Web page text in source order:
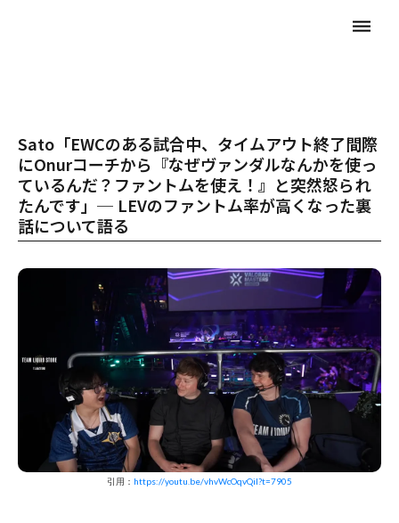
dehaze
Sato「EWCのある試合中、タイムアウト終了間際
にOnurコーチから『なぜヴァンダルなんかを使っ
ているんだ？ファントムを使え！』と突然怒られ
たんです」─ LEVのファントム率が高くなった裏
話について語る
引用： https://youtu.be/vhvWcOqvQiI?t=7905